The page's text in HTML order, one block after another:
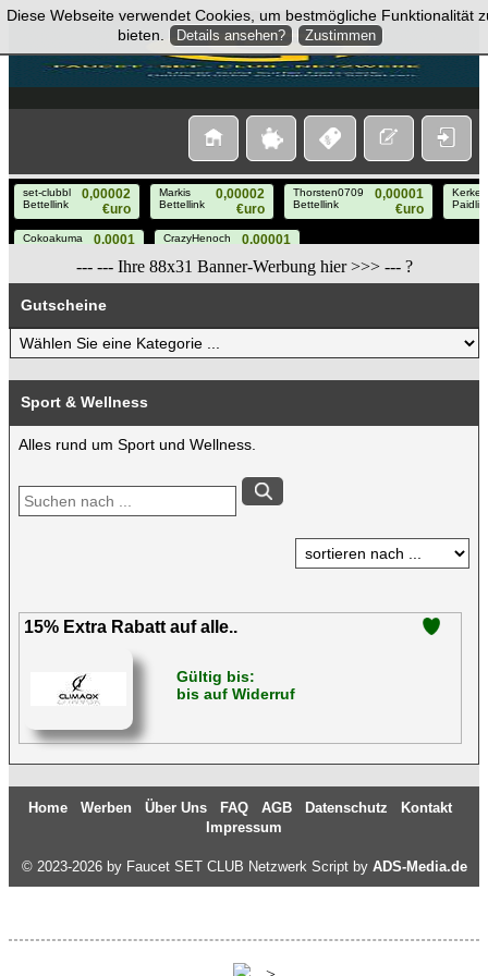
--- --- Ihre 88x31 Banner-Werbung hier >>> --- ?
Gutscheine
Sport & Wellness
Alles rund um Sport und Wellness.
15% Extra Rabatt auf alle..
Gültig bis:
bis auf Widerruf
Diese Webseite verwendet Cookies, um bestmögliche Funktionalität
bieten.
Details ansehen? Zustimmen
Home Werben Über Uns FAQ AGB Datenschutz
Kontakt
Impressum
© 2023-2026 by Faucet SET CLUB Netzwerk Script by ADS-Media.de